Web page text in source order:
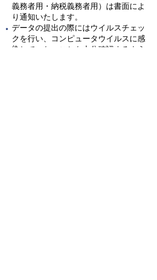
義務者用・納税義務者用）は書面によ
り通知いたします。
データの提出の際にはウイルスチェッ
クを行い、コンピュータウイルスに感
染していないことを十分確認するよう